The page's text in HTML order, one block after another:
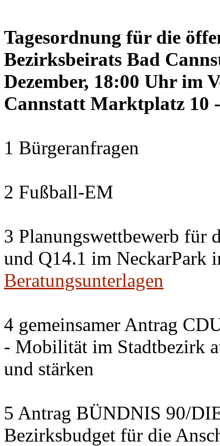
Tagesordnung für die
Bezirksbeirats Bad
Dezember, 18:00 Uhr im
Cannstatt Marktplatz 10
1 Bürgeranfragen
2 Fußball-EM
3 Planungswettbewerb für
und Q14.1 im NeckarPark
Beratungsunterlagen
4 gemeinsamer Antrag
- Mobilität im Stadtbezirk
und stärken
5 Antrag BÜNDNIS 90/
Bezirksbudget für die